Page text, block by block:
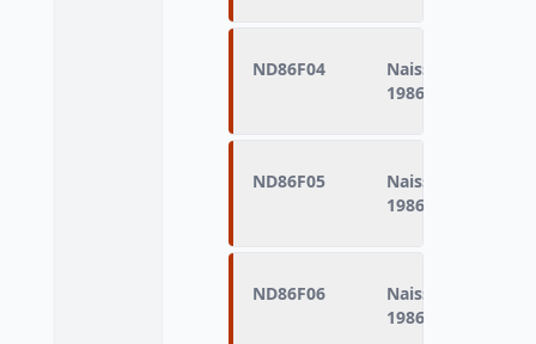
ND86F04
Naissances
1986
ND86F05
Naissances
1986
ND86F06
Naissances
1986